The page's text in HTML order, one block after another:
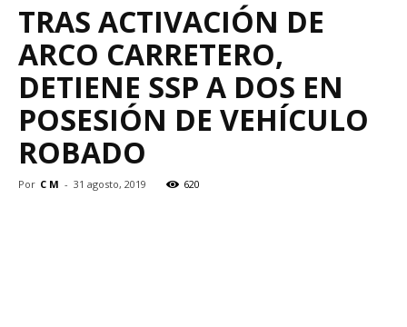
TRAS ACTIVACIÓN DE
ARCO CARRETERO,
DETIENE SSP A DOS EN
POSESIÓN DE VEHÍCULO
ROBADO
Por C M - 31 agosto, 2019 620